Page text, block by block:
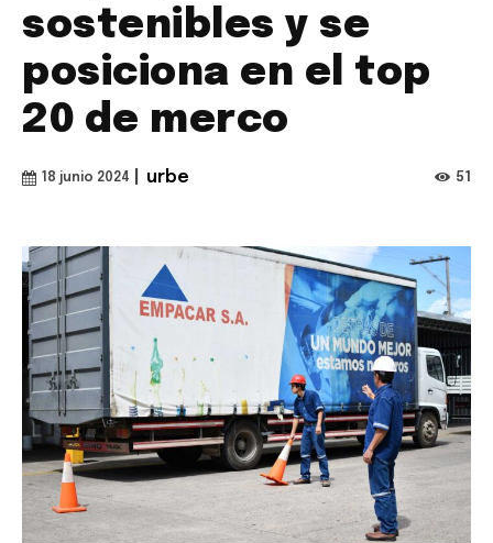
sostenibles y se
posiciona en el top
20 de merco
18 junio 2024 urbe 51